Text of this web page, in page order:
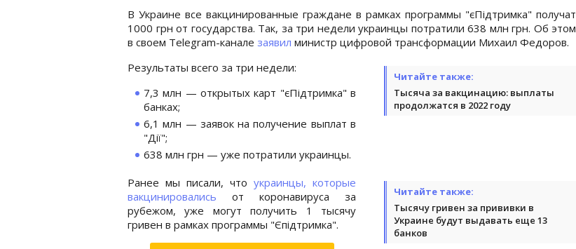
В Украине все вакцинированные граждане в рамках программы "єПідтримка" получат
1000 грн от государства. Так, за три недели украинцы потратили 638 млн грн. Об этом
в своем Telegram-канале заявил министр цифровой трансформации Михаил Федоров.
Читайте также:
Тысяча за вакцинацию: выплаты
продолжатся в 2022 году
Результаты всего за три недели:
7,3 млн — открытых карт "єПідтримка" в
банках;
6,1 млн — заявок на получение выплат в
"Дії";
638 млн грн — уже потратили украинцы.
Читайте также:
Тысячу гривен за прививки в
Украине будут выдавать еще 13
банков
Ранее мы писали, что украинцы, которые
вакцинировались от коронавируса за
рубежом, уже могут получить 1 тысячу
гривен в рамках программы "Єпідтримка".